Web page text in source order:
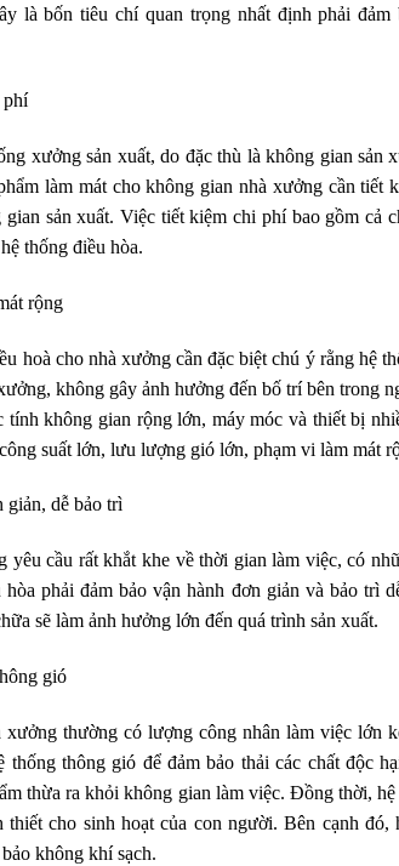
là bốn tiêu chí quan trọng nhất định phải
phí
xưởng sản xuất, do đặc thù là không gian sản
làm mát cho không gian nhà xưởng cần tiết
gian sản xuất. Việc tiết kiệm chi phí bao gồm cả
thống điều hòa.
rộng
hoà cho nhà xưởng cần đặc biệt chú ý rằng hệ
không gây ảnh hưởng đến bố trí bên trong
tính không gian rộng lớn, máy móc và thiết bị
suất lớn, lưu lượng gió lớn, phạm vi làm mát
giản, dễ bảo trì
yêu cầu rất khắt khe về thời gian làm việc, có
hòa phải đảm bảo vận hành đơn giản và bảo trì
sẽ làm ảnh hưởng lớn đến quá trình sản xuất.
gió
xưởng thường có lượng công nhân làm việc lớn
thống thông gió để đảm bảo thải các chất độc
thừa ra khỏi không gian làm việc. Đồng thời,
thiết cho sinh hoạt của con người. Bên cạnh
không khí sạch.